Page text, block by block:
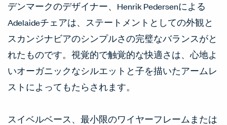
デンマークのデザイナー、Henrik Pedersenによる
Adelaideチェアは、ステートメントとしての外観と
スカンジナビアのシンプルさの完璧なバランスがと
れたものです。視覚的で触覚的な快適さは、心地よ
いオーガニックなシルエットと子を描いたアームレ
ストによってもたらされます。
スイベルベース、最小限のワイヤーフレームまたは